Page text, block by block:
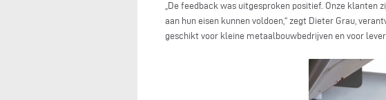
„De feedback was uitgesproken positief. Onze klanten
aan hun eisen kunnen voldoen,“ zegt Dieter Grau,
geschikt voor kleine metaalbouwbedrijven en voor